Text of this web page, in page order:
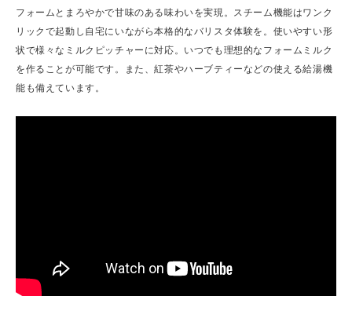
フォームとまろやかで甘味のある味わいを実現。スチーム機能はワンク
リックで起動し自宅にいながら本格的なバリスタ体験を。使いやすい形
状で様々なミルクピッチャーに対応。いつでも理想的なフォームミルク
を作ることが可能です。また、紅茶やハーブティーなどの使える給湯機
能も備えています。